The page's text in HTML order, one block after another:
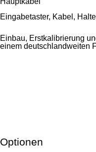
Eingabetaster, Kabel,
Einbau, Erstkalibrierung
einem deutschlandweiten
Optionen